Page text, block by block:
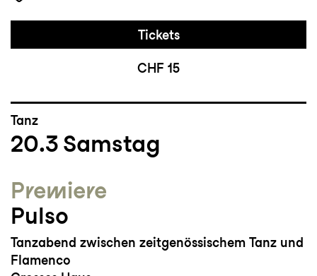
Tickets
CHF 15
Tanz
20.3 Samstag
Premiere
Pulso
Tanzabend zwischen zeitgenössischem Tanz und
Flamenco